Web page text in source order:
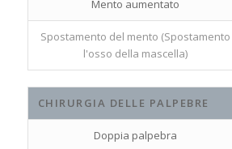
Mento aumentato
Spostamento del mento (Spostamento
l'osso della mascella)
CHIRURGIA DELLE PALPEBRE
Doppia palpebra